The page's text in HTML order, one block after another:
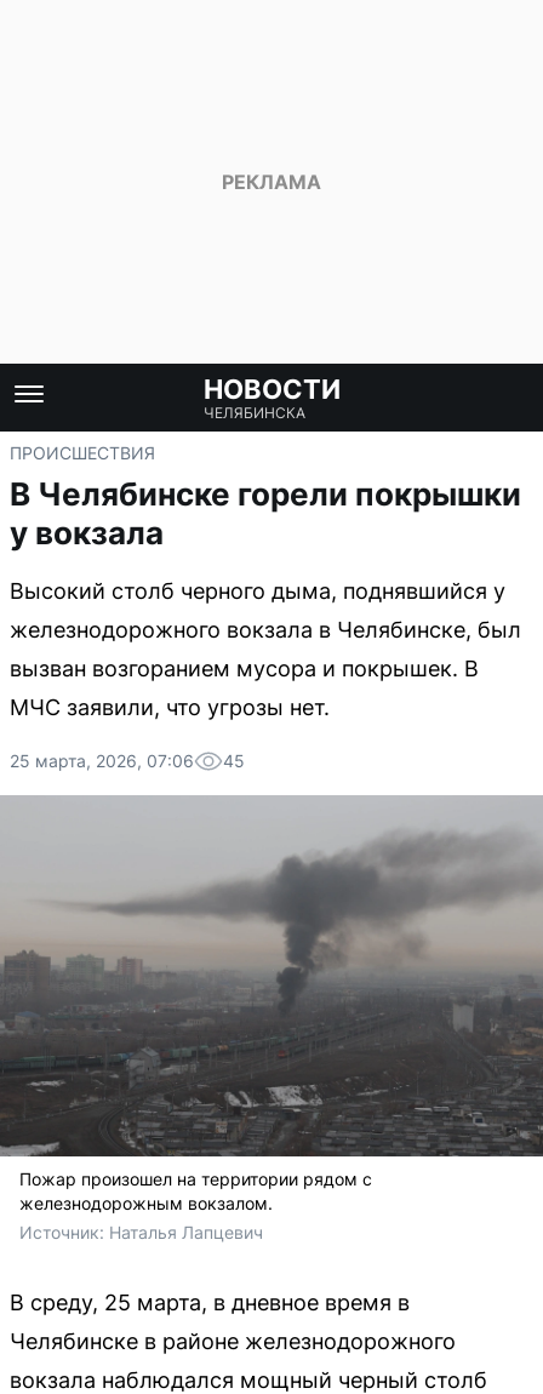
НОВОСТИ
ЧЕЛЯБИНСКА
ПРОИСШЕСТВИЯ
В Челябинске горели покрышки
у вокзала
Высокий столб черного дыма, поднявшийся у
железнодорожного вокзала в Челябинске, был
вызван возгоранием мусора и покрышек. В
МЧС заявили, что угрозы нет.
25 марта, 2026, 07:06 45
Пожар произошел на территории рядом с
железнодорожным вокзалом.
Источник: Наталья Лапцевич
В среду, 25 марта, в дневное время в
Челябинске в районе железнодорожного
вокзала наблюдался мощный черный столб